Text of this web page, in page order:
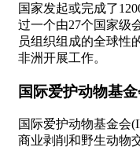
国家发起或完成了
过一个由27个国家级
员组织组成的全球性
非洲开展工作。
国际爱护动物基
国际爱护动物基金会
商业剥削和野生动物